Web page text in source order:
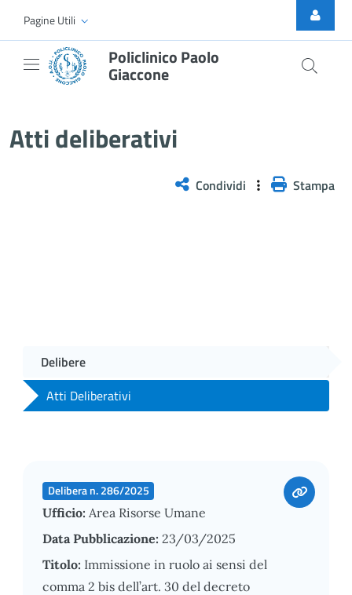
Skip to Main Content
Pagine Utili
Policlinico Paolo
Giaccone
Atti deliberativi
Condividi Stampa
Delibere
Atti Deliberativi
Delibera n. 286/2025
Ufficio: Area Risorse Umane
Data Pubblicazione: 23/03/2025
Titolo: Immissione in ruolo ai sensi del
comma 2 bis dell’art. 30 del decreto